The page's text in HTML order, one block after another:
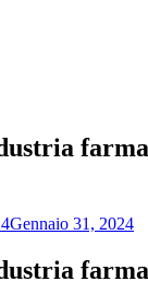
Gennaio 31, 2024